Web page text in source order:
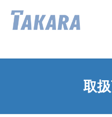
ス
ン
取